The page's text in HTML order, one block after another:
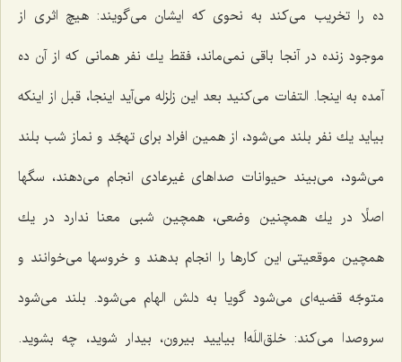
ده را تخریب می‌كند به نحوی كه ایشان می‌گویند: هیچ اثری از
موجود زنده در آنجا باقی نمی‌ماند، فقط یك نفر همانی كه از آن ده
آمده به اینجا. التفات می‌كنید بعد این زلزله می‌آید اینجا، قبل از اینكه
بیاید یك نفر بلند می‌شود، از همین افراد برای تهجّد و نماز شب بلند
می‌شود، می‌بیند حیوانات صداهای غیرعادی انجام می‌دهند، سگها
اصلًا در یك همچنین وضعی، همچین شبی معنا ندارد در یك
همچین موقعیتی این كارها را انجام بدهند و خروسها می‌خوانند و
متوجّه قضیه‌ای می‌شود گویا به دلش الهام می‌شود. بلند می‌شود
سروصدا می‌كند: خلق‌اللَه! بیایید بیرون، بیدار شوید، چه بشوید.